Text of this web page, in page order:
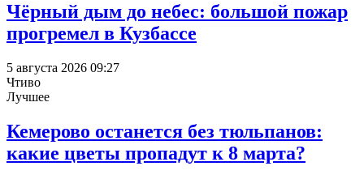
Чёрный дым до небес: большой пожар
прогремел в Кузбассе
5 августа 2026 09:27
Чтиво
Лучшее
Кемерово останется без тюльпанов:
какие цветы пропадут к 8 марта?